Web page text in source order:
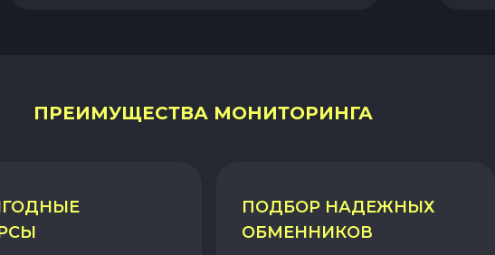
ПРЕИМУЩЕСТВА МОНИТОРИНГА
ПОДБОР НАДЕЖНЫХ
ОБМЕННИКОВ